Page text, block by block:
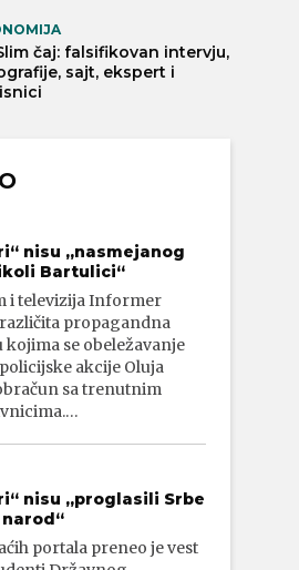
čaj: falsifikovan intervju,
sajt, ekspert i
nisu „nasmejanog
Bartulici“
i televizija Informer
propagandna
se obeležavanje
akcije Oluja
sa trenutnim
nisu „proglasili Srbe
portala preneo je vest